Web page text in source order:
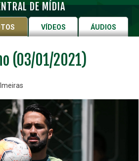
DE MÍDIA
VÍDEOS ÁUDIOS
(03/01/2021)